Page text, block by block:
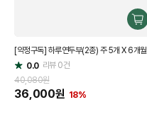
구
하
[약정구독] 하루연두부(2종) 주 5개 X 6개월
별
점
0.0 리뷰0건
40,080원
36,000원 18%